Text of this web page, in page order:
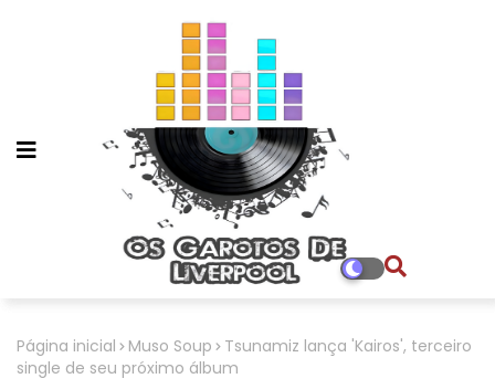
Página inicial Muso Soup
Tsunamiz lança 'Kairos', terceiro
single de seu próximo álbum